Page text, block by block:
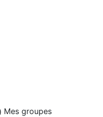
Mes groupes